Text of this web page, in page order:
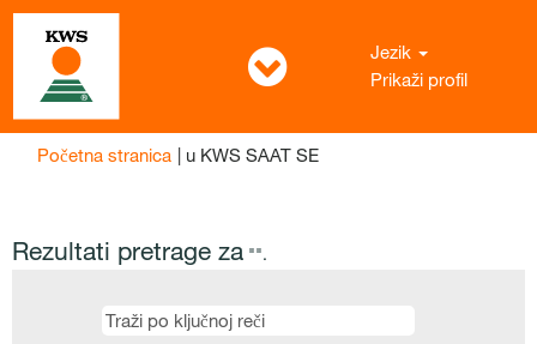
Jezik
Prikaži profil
Početna stranica | u KWS SAAT SE(trenutna
Rezultati pretrage za "".